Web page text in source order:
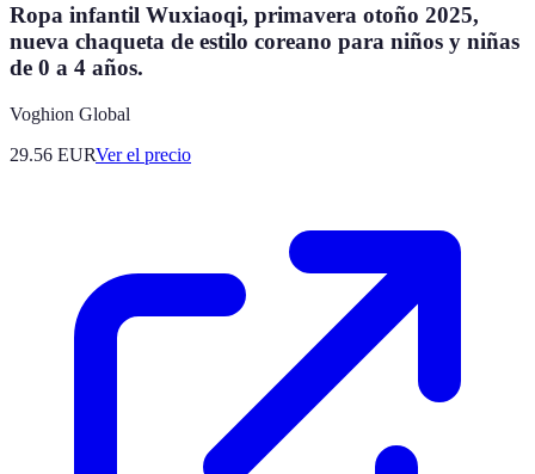
Ropa infantil Wuxiaoqi, primavera otoño 2025,
nueva chaqueta de estilo coreano para niños y niñas
de 0 a 4 años.
Voghion Global
29.56 EURVer el precio